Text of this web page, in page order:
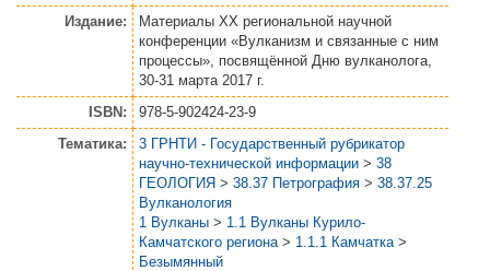
Издание:
Материалы XX региональной научной
конференции «Вулканизм и связанные с ним
процессы», посвящённой Дню вулканолога,
30-31 марта 2017 г.
ISBN:
978-5-902424-23-9
Тематика:
3 ГРНТИ - Государственный рубрикатор
научно-технической информации > 38
ГЕОЛОГИЯ > 38.37 Петрография > 38.37.25
Вулканология
1 Вулканы > 1.1 Вулканы Курило-
Камчатского региона > 1.1.1 Камчатка >
Безымянный